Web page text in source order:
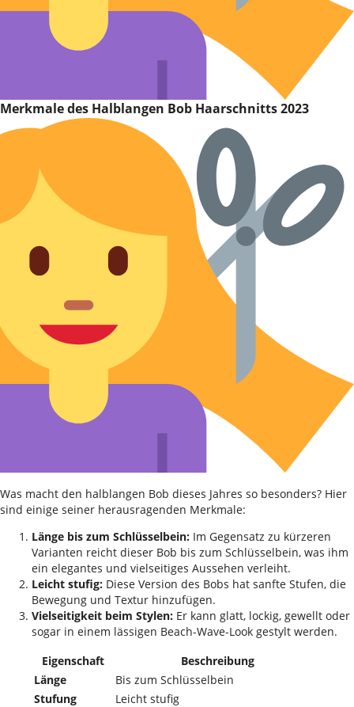
Merkmale des Halblangen Bob Haarschnitts 2023
Was macht den halblangen Bob dieses Jahres so besonders? Hier
sind einige seiner herausragenden Merkmale:
Länge bis zum Schlüsselbein: Im Gegensatz zu kürzeren
Varianten reicht dieser Bob bis zum Schlüsselbein, was ihm
ein elegantes und vielseitiges Aussehen verleiht.
Leicht stufig: Diese Version des Bobs hat sanfte Stufen, die
Bewegung und Textur hinzufügen.
Vielseitigkeit beim Stylen: Er kann glatt, lockig, gewellt oder
sogar in einem lässigen Beach-Wave-Look gestylt werden.
Eigenschaft
Beschreibung
Länge
Bis zum Schlüsselbein
Stufung
Leicht stufig